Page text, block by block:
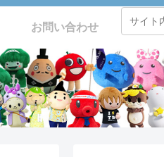
お問い合わせ